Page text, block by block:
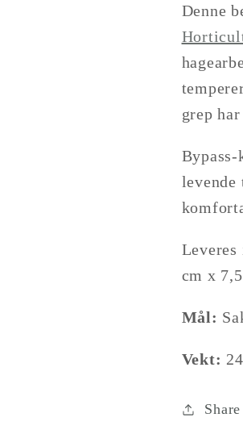
for
antall
for
{{
Denne
grep
levende
cm x
Mål:
Vekt:
Share